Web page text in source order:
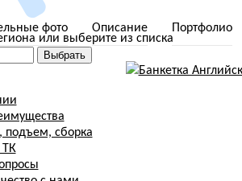
или выберите из списка
подъем, сборка
ТК
фото Описание Портфолио